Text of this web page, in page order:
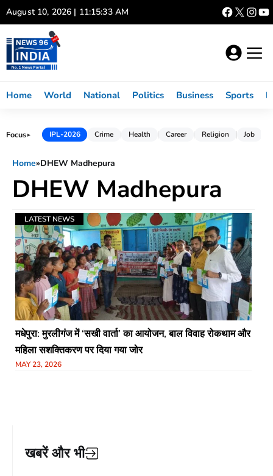
Skip
to
content
August 10, 2026 | 11:15:33 AM
Home World National Politics Business Sports
Focus► IPL-2026 Crime Health Career Religion Job
Home»DHEW Madhepura
DHEW Madhepura
LATEST NEWS
मधेपुरा: मुरलीगंज में ‘सखी वार्ता’ का आयोजन, बाल विवाह रोकथाम और
महिला सशक्तिकरण पर दिया गया जोर
MAY 23, 2026
खबरें और भी